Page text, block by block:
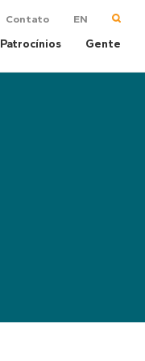
Contato EN
Patrocínios Gente